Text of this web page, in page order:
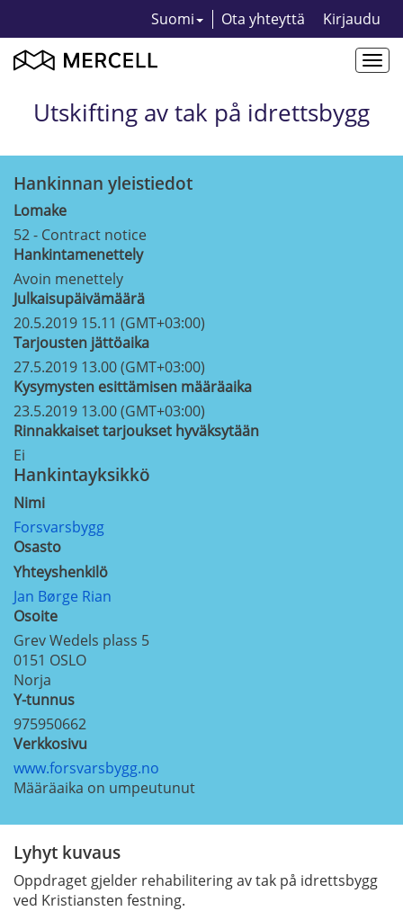
Suomi Ota yhteyttä Kirjaudu
Utskifting av tak på idrettsbygg
Hankinnan yleistiedot
Lomake
52 - Contract notice
Hankintamenettely
Avoin menettely
Julkaisupäivämäärä
20.5.2019 15.11 (GMT+03:00)
Tarjousten jättöaika
27.5.2019 13.00 (GMT+03:00)
Kysymysten esittämisen määräaika
23.5.2019 13.00 (GMT+03:00)
Rinnakkaiset tarjoukset hyväksytään
Ei
Hankintayksikkö
Nimi
Forsvarsbygg
Osasto
Yhteyshenkilö
Jan Børge Rian
Osoite
Grev Wedels plass 5
0151 OSLO
Norja
Y-tunnus
975950662
Verkkosivu
www.forsvarsbygg.no
Määräaika on umpeutunut
Lyhyt kuvaus
Oppdraget gjelder rehabilitering av tak på idrettsbygg
ved Kristiansten festning.